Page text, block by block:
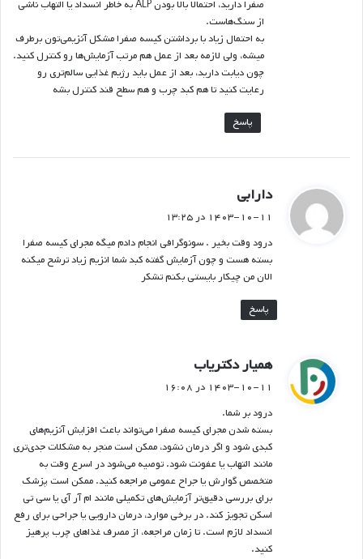
صفرا دارید، احتمالاً بالا بودن ALP به خاطر انسداد یا التهاب ناشی
از سنگ‌هاست.
به احتمال زیاد با برداشتن کیسه صفرا مشکل آنزیمی‌تون برطرف
میشه، ولی لازمه بعد از عمل هم مرتب آزمایش‌ها رو کنترل کنید.
چون دیابت دارید، بعد از عمل باید رژیم غذایی سالم‌تری رو
رعایت کنید تا هم کبد چرب و هم سطح قند کنترل بشه
پاسخ
دارابی
ف
:
۱۴۰۳-۱۰-۱۱ در ۱۳:۲۵
درود وقت بخیر . سونوگرافی انجام دادم میگه مجرای کیسه صفرا
بسته هست و چون آزمایش گفته کبد شما انزیم زیاد ترشح میکنه
الان من چیکار بایستی بکنم تشکر
پاسخ
همیار دکتریاب
۱۴۰۳-۱۰-۱۱ در ۱۶:۰۸
درود بر شما.
بسته شدن مجرای کیسه صفرا می‌تواند باعث افزایش آنزیم‌های
کبدی شود و اگر درمان نشود، ممکن است منجر به مشکلات جدی‌تری
مانند التهاب یا عفونت شود. توصیه می‌شود در اسرع وقت به
متخصص گوارش یا جراح عمومی مراجعه کنید. ممکن است پزشک
برای بررسی دقیق‌تر آزمایش‌های تکمیلی مانند ام آر آی یا سی تی
اسکن تجویز کند. در برخی موارد، درمان دارویی یا جراحی برای رفع
انسداد لازم است. تا زمان مراجعه، از مصرف غذاهای چرب پرهیز
کنید.